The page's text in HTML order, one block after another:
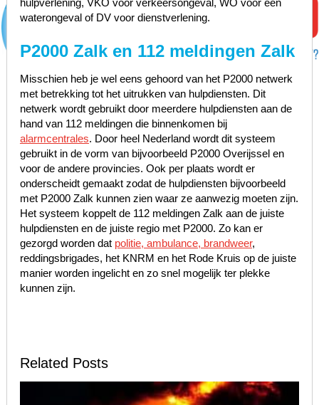
waterongeval of DV voor dienstverlening.
P2000 Zalk en 112 meldingen Zalk
Misschien heb je wel eens gehoord van het P2000 netwerk
met betrekking tot het uitrukken van hulpdiensten. Dit
netwerk wordt gebruikt door meerdere hulpdiensten aan de
hand van 112 meldingen die binnenkomen bij
alarmcentrales. Door heel Nederland wordt dit systeem
gebruikt in de vorm van bijvoorbeeld P2000 Overijssel en
voor de andere provincies. Ook per plaats wordt er
onderscheidt gemaakt zodat de hulpdiensten bijvoorbeeld
met P2000 Zalk kunnen zien waar ze aanwezig moeten zijn.
Het systeem koppelt de 112 meldingen Zalk aan de juiste
hulpdiensten en de juiste regio met P2000. Zo kan er
gezorgd worden dat politie, ambulance, brandweer,
reddingsbrigades, het KNRM en het Rode Kruis op de juiste
manier worden ingelicht en zo snel mogelijk ter plekke
kunnen zijn.
Related Posts